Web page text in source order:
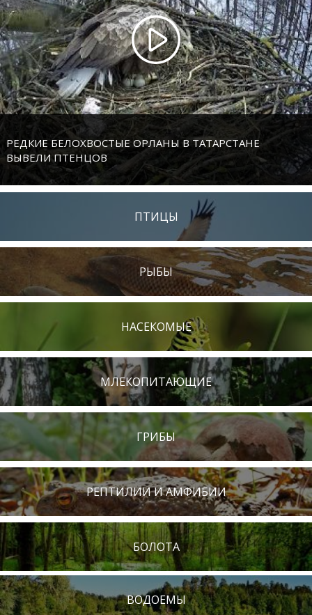
РЕДКИЕ БЕЛОХВОСТЫЕ ОРЛАНЫ В ТАТАРСТАНЕ
ВЫВЕЛИ ПТЕНЦОВ
ПТИЦЫ
РЫБЫ
НАСЕКОМЫЕ
МЛЕКОПИТАЮЩИЕ
ГРИБЫ
РЕПТИЛИИ И АМФИБИИ
БОЛОТА
ВОДОЕМЫ